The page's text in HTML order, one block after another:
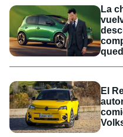
La
El